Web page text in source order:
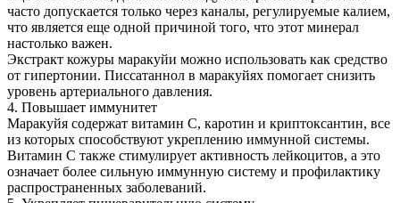
часто допускается только через каналы, регулируемые калием,
что является еще одной причиной того, что этот минерал
настолько важен.
Экстракт кожуры маракуйи можно использовать как средство
от гипертонии. Писсатаннол в маракуйях помогает снизить
уровень артериального давления.
4. Повышает иммунитет
Маракуйя содержат витамин С, каротин и криптоксантин, все
из которых способствуют укреплению иммунной системы.
Витамин С также стимулирует активность лейкоцитов, а это
означает более сильную иммунную систему и профилактику
распространенных заболеваний.